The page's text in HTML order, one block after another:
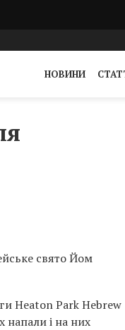
НОВИНИ
свято Йом
Heaton Park Hebrew
напали і на них